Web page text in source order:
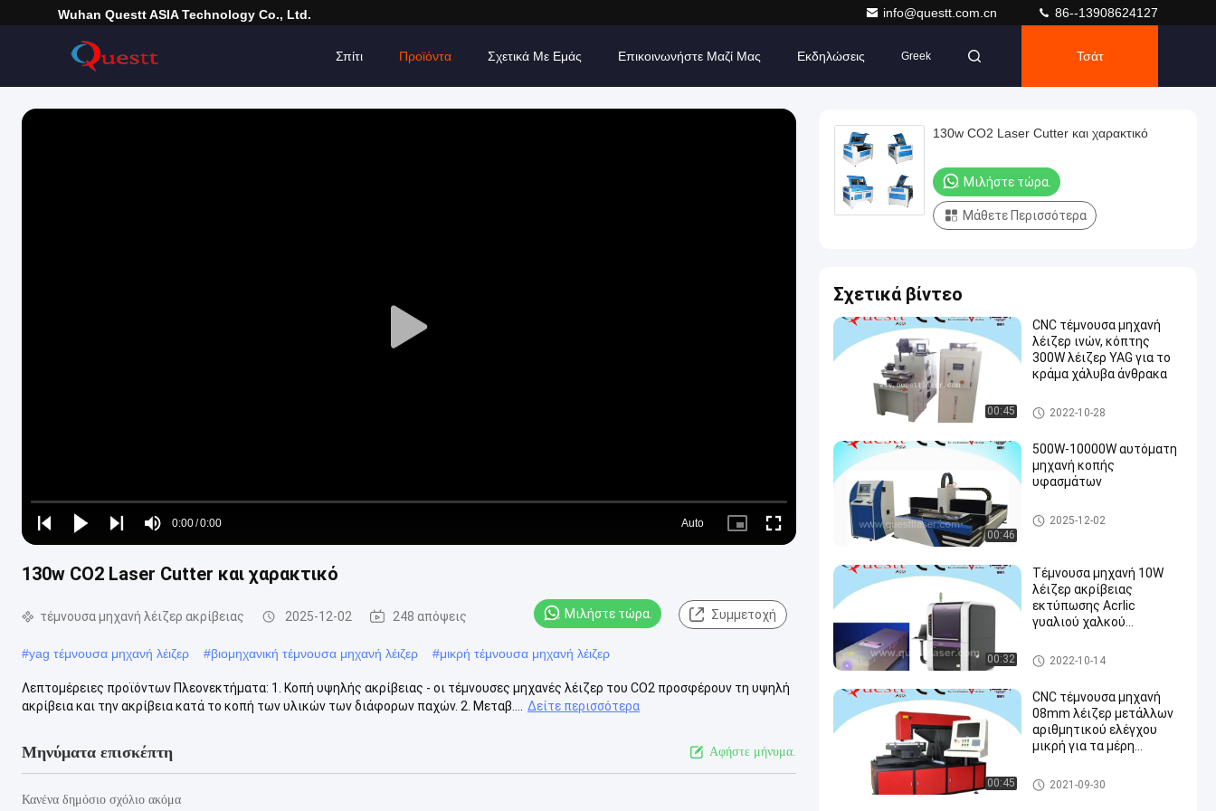
Wuhan Questt ASIA Technology Co., Ltd. info@questt.com.cn 86--13908624127
Σπίτι Προϊόντα Σχετικά Με Εμάς Επικοινωνήστε Μαζί Μας Εκδηλώσεις Greek Τσάτ
Play
Play
Play
Play
Mute
Time
0:00/0:00
Loaded:
0%
Auto
Picture- Fullscreen
130w CO2 Laser Cutter και χαρακτικό
τέμνουσα μηχανή λέιζερ ακρίβειας 2025-12-02 248 απόψεις Μιλήστε τώρα. Συμμετοχή
#yag τέμνουσα μηχανή λέιζερ #βιομηχανική τέμνουσα μηχανή λέιζερ #μικρή τέμνουσα μηχανή λέιζερ
Λεπτομέρειες προϊόντων Πλεονεκτήματα: 1. Κοπή υψηλής ακρίβειας - οι τέμνουσες μηχανές λέιζερ του CO2 προσφέρουν τη υψηλή
ακρίβεια και την ακρίβεια κατά το κοπή των υλικών των διάφορων παχών. 2. Μεταβ....
Δείτε περισσότερα
Μηνύματα επισκέπτη Αφήστε μήνυμα.
Κανένα δημόσιο σχόλιο ακόμα
130w CO2 Laser Cutter και χαρακτικό
Μιλήστε τώρα.
Μάθετε Περισσότερα
Σχετικά βίντεο
00:45
CNC τέμνουσα μηχανή
λέιζερ ινών, κόπτης
300W λέιζερ YAG για το
κράμα χάλυβα άνθρακα
τέμνουσα μηχανή λέιζερ ακρ
ίβειας
2022-10-28
00:46
500W-10000W αυτόματη
μηχανή κοπής
υφασμάτων
τέμνουσα μηχανή λέιζερ ακρ
ίβειας
2025-12-02
00:32
Τέμνουσα μηχανή 10W
λέιζερ ακρίβειας
εκτύπωσης Acrlic
γυαλιού χαλκού
τέμνουσα μηχανή λέιζερ ακρ
ίβειας
2022-10-14
00:45
CNC τέμνουσα μηχανή
08mm λέιζερ μετάλλων
αριθμητικού ελέγχου
μικρή για τα μέρη
τέμνουσα μηχανή λέιζερ ακρ
ίβειας
2021-09-30